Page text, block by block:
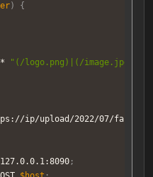
)
{
"(/logo.png)|(/image.jpg)"
ip/upload/2022/07/
;